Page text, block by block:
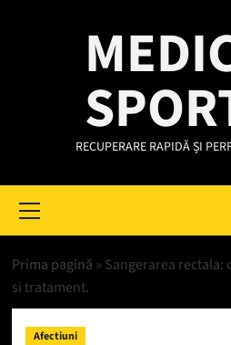
RECUPERARE RAPIDĂ ȘI
Menu
Prima pagină » Sangerarea rectala:
si tratament.
Afectiuni